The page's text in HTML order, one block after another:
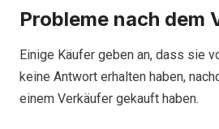
Probleme nach dem
Einige Käufer geben an, dass sie
keine Antwort erhalten haben,
einem Verkäufer gekauft haben.